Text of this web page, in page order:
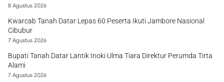
8 Agustus 2026
Kwarcab Tanah Datar Lepas 60 Peserta Ikuti Jambore Nasional
Cibubur
7 Agustus 2026
Bupati Tanah Datar Lantik Inoki Ulma Tiara Direktur Perumda Tirta
Alami
7 Agustus 2026